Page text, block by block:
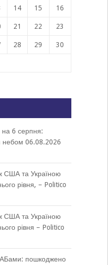
14 15 16
21 22 23
28 29 30
на 6 серпня:
небом 06.08.2026
США та Україною
рівня, – Politico
США та Україною
рівня – Politico
пошкоджено